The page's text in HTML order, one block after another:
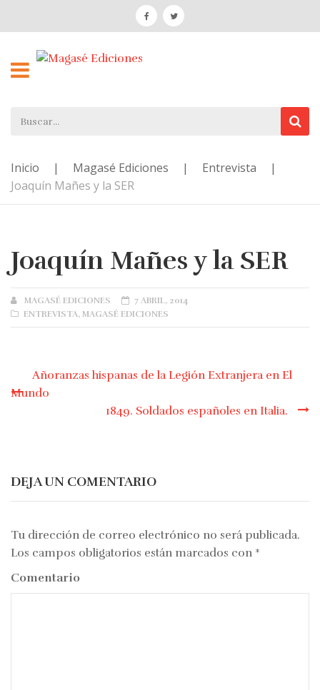
Inicio | Magasé Ediciones | Entrevista
|
Joaquín Mañes y la SER
Joaquín Mañes y la SER
AUTHOR
MAGASÉ EDICIONES
POSTED
ON
7 ABRIL, 2014
CATEGORIES
ENTREVISTA, MAGASÉ EDICIONES
Navegación
entradas
Añoranzas hispanas de la Legión Extranjera en El
Mundo
1849. Soldados españoles en Italia.
DEJA UN COMENTARIO
Tu dirección de correo electrónico no será publicada.
Los campos obligatorios están marcados con *
Comentario